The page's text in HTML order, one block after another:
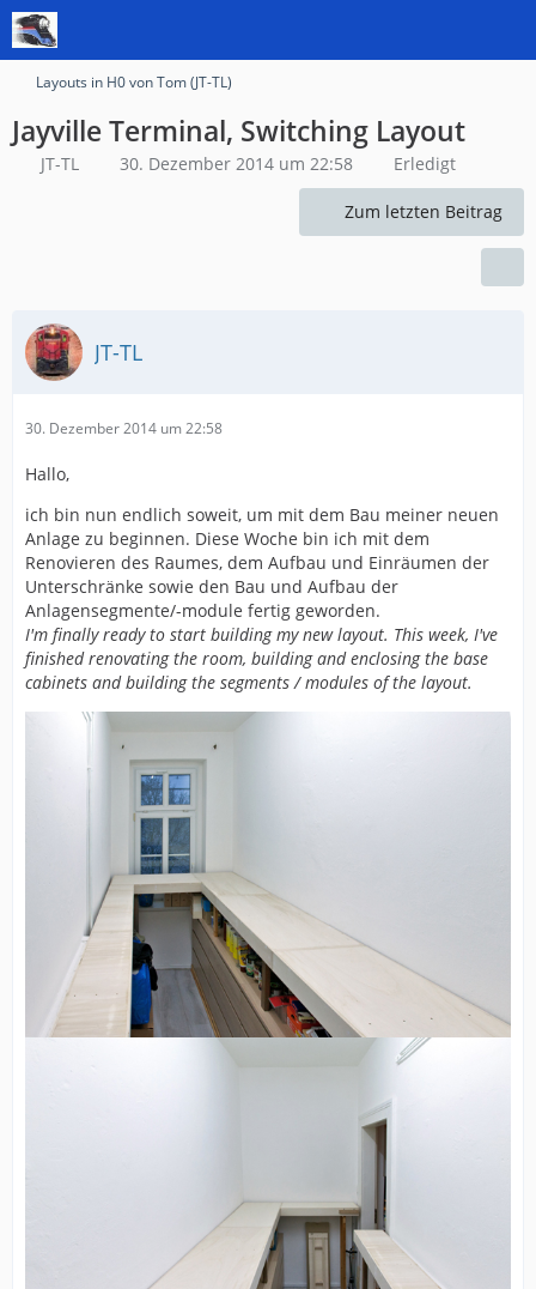
Layouts in H0 von Tom (JT-TL)
Jayville Terminal, Switching Layout
JT-TL 30. Dezember 2014 um 22:58 Erledigt
Zum letzten Beitrag
JT-TL
30. Dezember 2014 um 22:58
Hallo,
ich bin nun endlich soweit, um mit dem Bau meiner neuen
Anlage zu beginnen. Diese Woche bin ich mit dem
Renovieren des Raumes, dem Aufbau und Einräumen der
Unterschränke sowie den Bau und Aufbau der
Anlagensegmente/-module fertig geworden.
I'm finally ready to start building my new layout. This week, I've
finished renovating the room, building and enclosing the base
cabinets and building the segments / modules of the layout.